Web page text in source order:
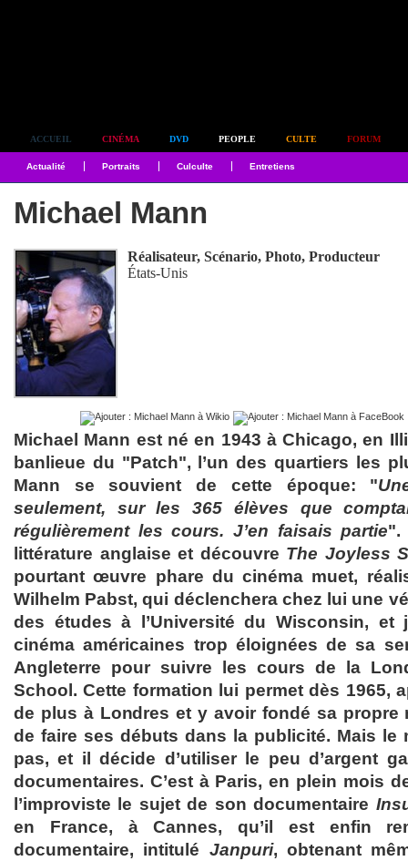
ACCUEIL CINÉMA DVD PEOPLE CULTE FORUM
Actualité Portraits Culculte Entretiens
Michael Mann
Réalisateur, Scénario, Photo, Producteur
États-Unis
Michael Mann est né en 1943 à Chicago, en
banlieue du "Patch", l’un des quartiers les
Mann se souvient de cette époque: "
seulement, sur les 365 élèves que
régulièrement les cours. J’en faisais partie".
littérature anglaise et découvre The Joyless
pourtant œuvre phare du cinéma muet,
Wilhelm Pabst, qui déclenchera chez lui une
des études à l’Université du Wisconsin, et
cinéma américaines trop éloignées de sa
Angleterre pour suivre les cours de la
School. Cette formation lui permet dès 1965,
de plus à Londres et y avoir fondé sa propre
de faire ses débuts dans la publicité. Mais le
pas, et il décide d’utiliser le peu d’argent
documentaires. C’est à Paris, en plein mois
l’improviste le sujet de son documentaire
en France, à Cannes, qu’il est enfin
documentaire, intitulé Janpuri, obtenant